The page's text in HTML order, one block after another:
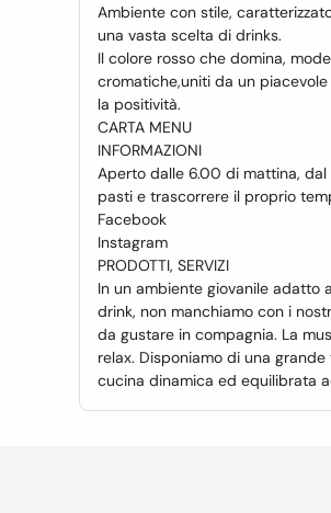
Ambiente con stile,
una vasta scelta di drinks.
Il colore rosso che domina,
cromatiche,uniti da un
la positività.
CARTA MENU
INFORMAZIONI
Aperto dalle 6.00 di mattina, dal
pasti e trascorrere il proprio
Facebook
Instagram
PRODOTTI, SERVIZI
In un ambiente giovanile adatto
drink, non manchiamo con i
da gustare in compagnia. La
relax. Disponiamo di una
cucina dinamica ed equilibrata